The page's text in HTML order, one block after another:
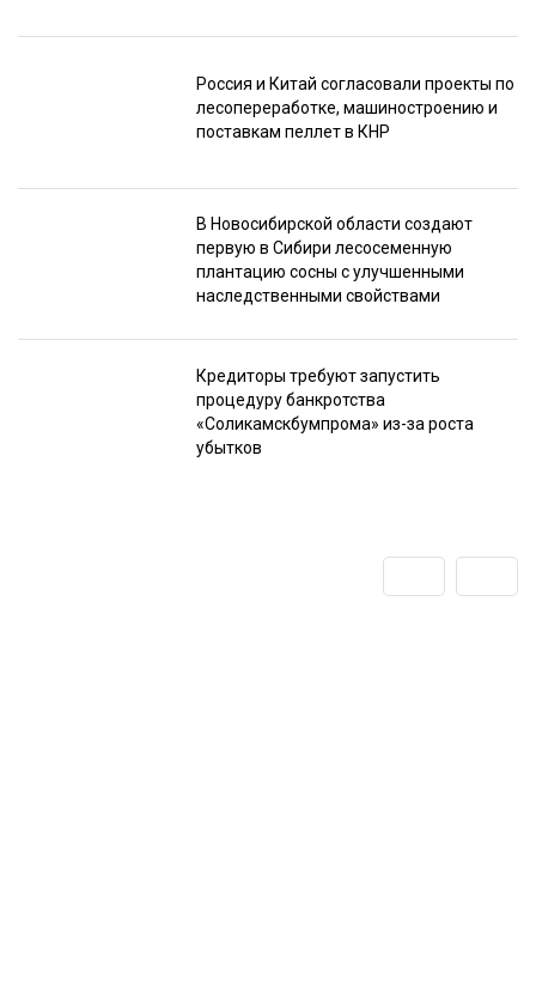
Россия и Китай согласовали проекты по
лесопереработке, машиностроению и
поставкам пеллет в КНР
В Новосибирской области создают
первую в Сибири лесосеменную
плантацию сосны с улучшенными
наследственными свойствами
Кредиторы требуют запустить
процедуру банкротства
«Соликамскбумпрома» из-за роста
убытков